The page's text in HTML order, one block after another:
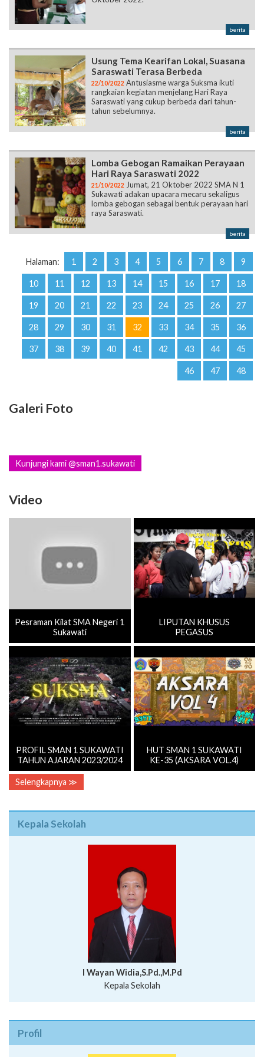
berita
Usung Tema Kearifan Lokal, Suasana
Saraswati Terasa Berbeda
22/10/2022 Antusiasme warga Suksma ikuti
rangkaian kegiatan menjelang Hari Raya
Saraswati yang cukup berbeda dari tahun-
tahun sebelumnya.
berita
Lomba Gebogan Ramaikan Perayaan
Hari Raya Saraswati 2022
21/10/2022 Jumat, 21 Oktober 2022 SMA N 1
Sukawati adakan upacara mecaru sekaligus
lomba gebogan sebagai bentuk perayaan hari
raya Saraswati.
berita
Halaman: 1 2 3 4 5 6 7 8 9
10 11 12 13 14 15 16 17 18
19 20 21 22 23 24 25 26 27
28 29 30 31 32 33 34 35 36
37 38 39 40 41 42 43 44 45
46 47 48
Galeri Foto
Kunjungi kami @sman1.sukawati
Video
Pesraman Kilat SMA Negeri 1
Sukawati
LIPUTAN KHUSUS
PEGASUS
PROFIL SMAN 1 SUKAWATI
TAHUN AJARAN 2023/2024
HUT SMAN 1 SUKAWATI
KE-35 (AKSARA VOL.4)
Selengkapnya ≫
Kepala Sekolah
I Wayan Widia,S.Pd.,M.Pd
Kepala Sekolah
Profil